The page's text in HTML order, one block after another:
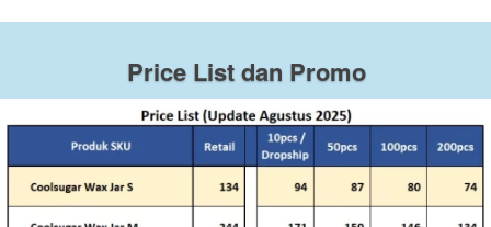
Price List dan Promo